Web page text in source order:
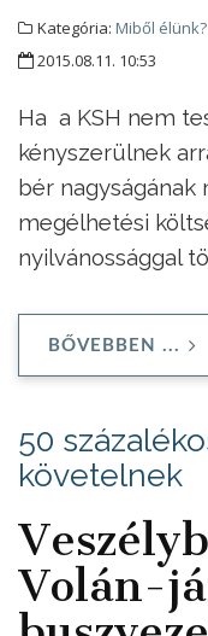
Kategória: Miből élünk?
2015.08.11. 10:53
Ha a KSH nem
kényszerülnek
bér nagyságának
megélhetési
nyilvánossággal
BŐVEBBEN ...
50
követelnek
Volán-